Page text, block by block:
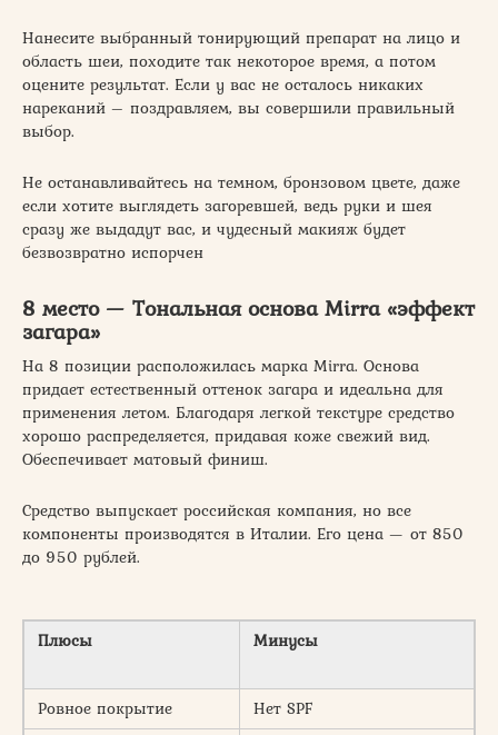
Нанесите выбранный тонирующий препарат на лицо и
область шеи, походите так некоторое время, а потом
оцените результат. Если у вас не осталось никаких
нареканий – поздравляем, вы совершили правильный
выбор.
Не останавливайтесь на темном, бронзовом цвете, даже
если хотите выглядеть загоревшей, ведь руки и шея
сразу же выдадут вас, и чудесный макияж будет
безвозвратно испорчен
8 место — Тональная основа Mirra «эффект
загара»
На 8 позиции расположилась марка Mirra. Основа
придает естественный оттенок загара и идеальна для
применения летом. Благодаря легкой текстуре средство
хорошо распределяется, придавая коже свежий вид.
Обеспечивает матовый финиш.
Средство выпускает российская компания, но все
компоненты производятся в Италии. Его цена — от 850
до 950 рублей.
Плюсы Минусы
Ровное покрытие
Нет SPF